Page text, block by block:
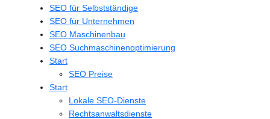
SEO für Selbstständige
SEO für Unternehmen
SEO Maschinenbau
SEO Suchmaschinenoptimierung
Start
SEO Preise
Start
Lokale SEO-Dienste
Rechtsanwaltsdienste